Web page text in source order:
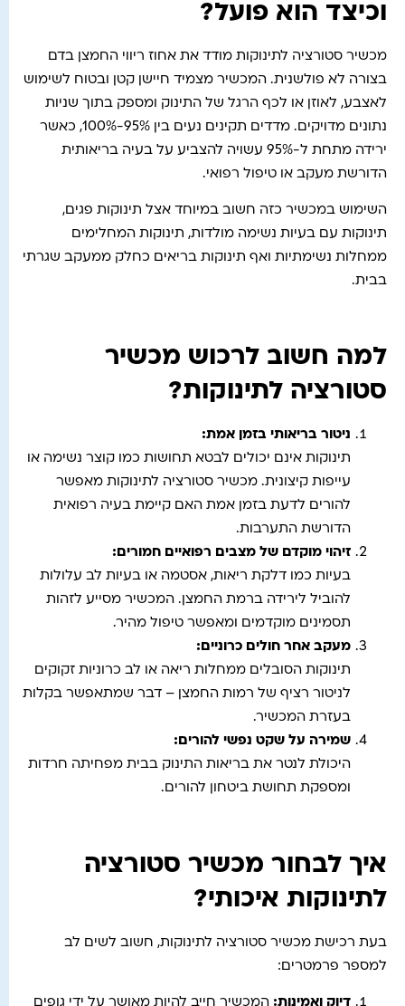
וכיצד הוא פועל?
מכשיר סטורציה לתינוקות מודד את אחוז ריווי החמצן בדם
בצורה לא פולשנית. המכשיר מצמיד חיישן קטן ובטוח לשימוש
לאצבע, לאוזן או לכף הרגל של התינוק ומספק בתוך שניות
נתונים מדויקים. מדדים תקינים נעים בין 95%-100%, כאשר
ירידה מתחת ל-95% עשויה להצביע על בעיה בריאותית
הדורשת מעקב או טיפול רפואי.
השימוש במכשיר כזה חשוב במיוחד אצל תינוקות פגים,
תינוקות עם בעיות נשימה מולדות, תינוקות המחלימים
ממחלות נשימתיות ואף תינוקות בריאים כחלק ממעקב שגרתי
בבית.
למה חשוב לרכוש מכשיר
סטורציה לתינוקות?
ניטור בריאותי בזמן אמת:
תינוקות אינם יכולים לבטא תחושות כמו קוצר נשימה או
עייפות קיצונית. מכשיר סטורציה לתינוקות מאפשר
להורים לדעת בזמן אמת האם קיימת בעיה רפואית
הדורשת התערבות.
זיהוי מוקדם של מצבים רפואיים חמורים:
בעיות כמו דלקת ריאות, אסטמה או בעיות לב עלולות
להוביל לירידה ברמת החמצן. המכשיר מסייע לזהות
תסמינים מוקדמים ומאפשר טיפול מהיר.
מעקב אחר חולים כרוניים:
תינוקות הסובלים ממחלות ריאה או לב כרוניות זקוקים
לניטור רציף של רמות החמצן – דבר שמתאפשר בקלות
בעזרת המכשיר.
שמירה על שקט נפשי להורים:
היכולת לנטר את בריאות התינוק בבית מפחיתה חרדות
ומספקת תחושת ביטחון להורים.
איך לבחור מכשיר סטורציה
לתינוקות איכותי?
בעת רכישת מכשיר סטורציה לתינוקות, חשוב לשים לב
למספר פרמטרים:
דיוק ואמינות: המכשיר חייב להיות מאושר על ידי גופים